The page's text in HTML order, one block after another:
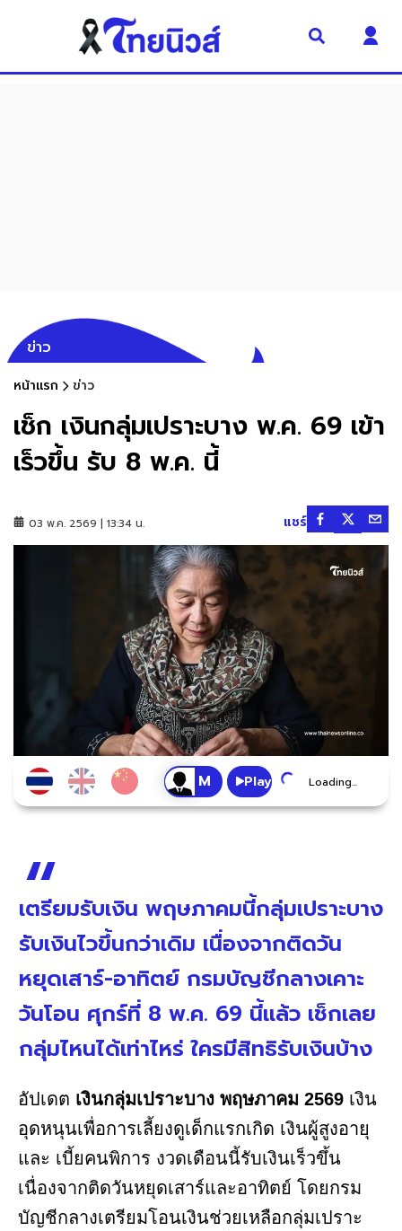
ข่าว
หน้าแรก ข่าว
เช็ก เงินกลุ่มเปราะบาง พ.ค. 69 เข้า
เร็วขึ้น รับ 8 พ.ค. นี้
03 พ.ค. 2569 | 13:34 น. แชร์
Play Loading...
เตรียมรับเงิน พฤษภาคมนี้กลุ่มเปราะบาง
รับเงินไวขึ้นกว่าเดิม เนื่องจากติดวัน
หยุดเสาร์-อาทิตย์ กรมบัญชีกลางเคาะ
วันโอน ศุกร์ที่ 8 พ.ค. 69 นี้แล้ว เช็กเลย
กลุ่มไหนได้เท่าไหร่ ใครมีสิทธิรับเงินบ้าง
อัปเดต เงินกลุ่มเปราะบาง พฤษภาคม 2569 เงิน
อุดหนุนเพื่อการเลี้ยงดูเด็กแรกเกิด เงินผู้สูงอายุ
และ เบี้ยคนพิการ งวดเดือนนี้รับเงินเร็วขึ้น
เนื่องจากติดวันหยุดเสาร์และอาทิตย์ โดยกรม
บัญชีกลางเตรียมโอนเงินช่วยเหลือกลุ่มเปราะ